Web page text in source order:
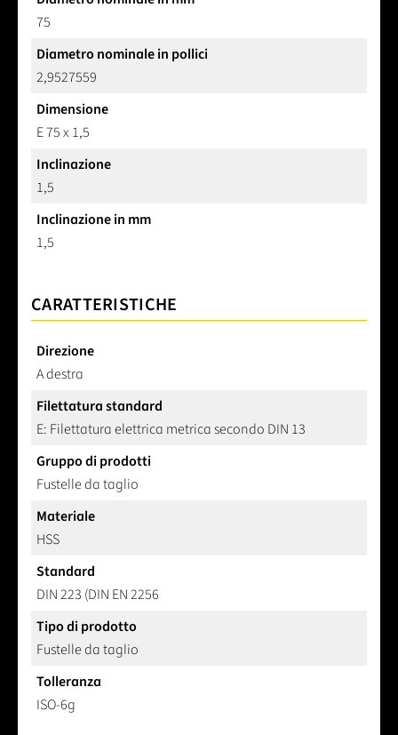
75
Diametro nominale in pollici
2,9527559
Dimensione
E 75 x 1,5
Inclinazione
1,5
Inclinazione in mm
1,5
CARATTERISTICHE
Direzione
A destra
Filettatura standard
E: Filettatura elettrica metrica secondo DIN 13
Gruppo di prodotti
Fustelle da taglio
Materiale
HSS
Standard
DIN 223 (DIN EN 2256
Tipo di prodotto
Fustelle da taglio
Tolleranza
ISO-6g